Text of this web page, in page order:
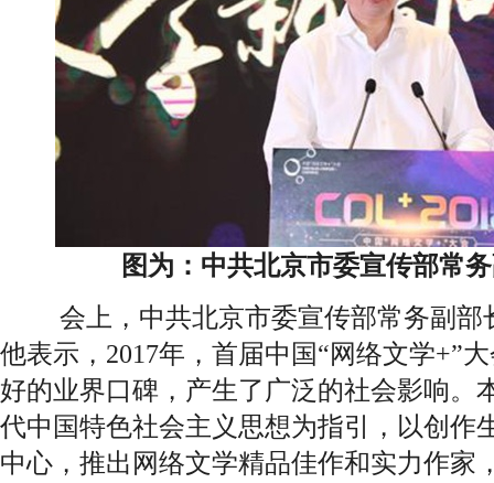
图为：中共北京市委宣传部常
会上，中共北京市委宣传部常务副部
他表示，2017年，首届中国“网络文学+”
好的业界口碑，产生了广泛的社会影响。
代中国特色社会主义思想为指引，以创作
中心，推出网络文学精品佳作和实力作家